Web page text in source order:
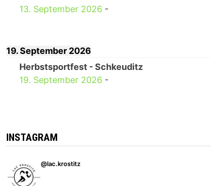
13. September 2026 -
19. September 2026
Herbstsportfest - Schkeuditz
19. September 2026 -
INSTAGRAM
@lac.krostitz